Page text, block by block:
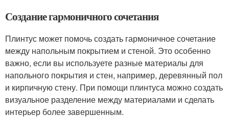
Создание гармоничного сочетания
Плинтус может помочь создать гармоничное сочетание
между напольным покрытием и стеной. Это особенно
важно, если вы используете разные материалы для
напольного покрытия и стен, например, деревянный пол
и кирпичную стену. При помощи плинтуса можно создать
визуальное разделение между материалами и сделать
интерьер более завершенным.